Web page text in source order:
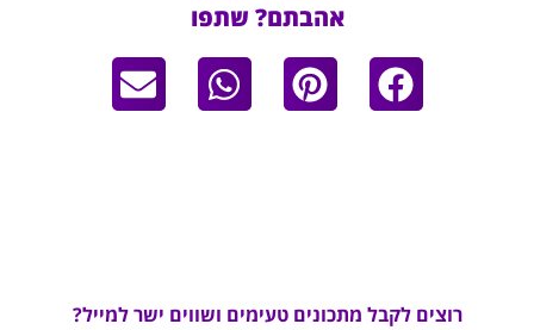
אהבתם? שתפו
רוצים לקבל מתכונים טעימים ושווים ישר למייל?